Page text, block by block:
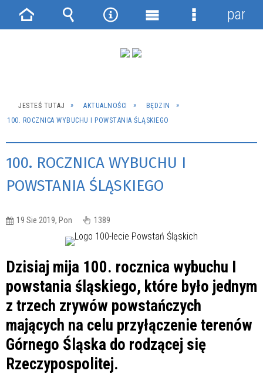
JESTEŚ TUTAJ AKTUALNOŚCI
BĘDZIN
100. ROCZNICA WYBUCHU I POWSTANIA ŚLĄSKIEGO
100. ROCZNICA WYBUCHU I
POWSTANIA ŚLĄSKIEGO
19 Sie 2019, Pon 1389
Dzisiaj mija 100. rocznica wybuchu I
powstania śląskiego, które było jednym
z trzech zrywów powstańczych
mających na celu przyłączenie terenów
Górnego Śląska do rodzącej się
Rzeczypospolitej.
Strona Wyszukiwarka
NarzędziaMenu
Menu
panel